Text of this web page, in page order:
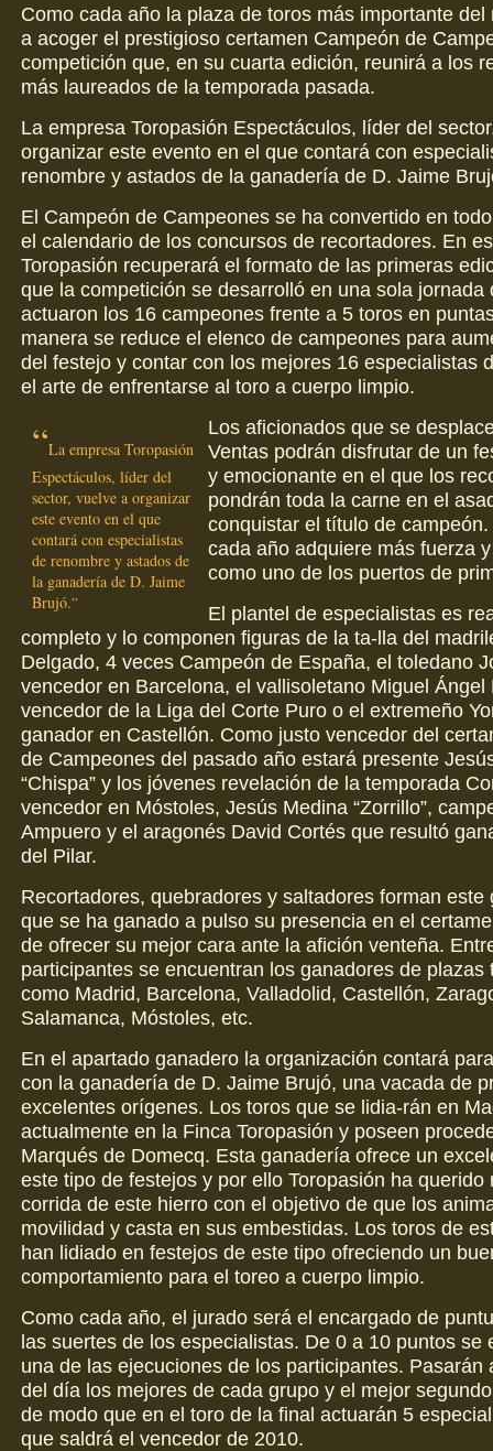
Como cada año la plaza de toros más importante del
a acoger el prestigioso certamen Campeón de
competición que, en su cuarta edición, reunirá a los
más laureados de la temporada pasada.
La empresa Toropasión Espectáculos, líder del
organizar este evento en el que contará con
renombre y astados de la ganadería de D. Jaime
El Campeón de Campeones se ha convertido en
el calendario de los concursos de recortadores. En
Toropasión recuperará el formato de las primeras
que la competición se desarrolló en una sola jornada
actuaron los 16 campeones frente a 5 toros en
manera se reduce el elenco de campeones para
del festejo y contar con los mejores 16 especialistas
el arte de enfrentarse al toro a cuerpo limpio.
La empresa Toropasión
Espectáculos, líder del
sector, vuelve a organizar
este evento en el que
contará con especialistas
de renombre y astados de
la ganadería de D. Jaime
Brujó.
Los aficionados que se
Ventas podrán disfrutar de un
y emocionante en el que los
pondrán toda la carne en el
conquistar el título de
cada año adquiere más fuerza
como uno de los puertos de
El plantel de especialistas es
completo y lo componen figuras de la ta-lla del
Delgado, 4 veces Campeón de España, el toledano
vencedor en Barcelona, el vallisoletano Miguel Ángel
vencedor de la Liga del Corte Puro o el extremeño
ganador en Castellón. Como justo vencedor del
de Campeones del pasado año estará presente
“Chispa” y los jóvenes revelación de la temporada
vencedor en Móstoles, Jesús Medina “Zorrillo”,
Ampuero y el aragonés David Cortés que resultó
del Pilar.
Recortadores, quebradores y saltadores forman este
que se ha ganado a pulso su presencia en el
de ofrecer su mejor cara ante la afición venteña.
participantes se encuentran los ganadores de plazas
como Madrid, Barcelona, Valladolid, Castellón,
Salamanca, Móstoles, etc.
En el apartado ganadero la organización contará
con la ganadería de D. Jaime Brujó, una vacada de
excelentes orígenes. Los toros que se lidia-rán en
actualmente en la Finca Toropasión y poseen
Marqués de Domecq. Esta ganadería ofrece un
este tipo de festejos y por ello Toropasión ha querido
corrida de este hierro con el objetivo de que los
movilidad y casta en sus embestidas. Los toros de
han lidiado en festejos de este tipo ofreciendo un
comportamiento para el toreo a cuerpo limpio.
Como cada año, el jurado será el encargado de
las suertes de los especialistas. De 0 a 10 puntos se
una de las ejecuciones de los participantes. Pasarán
del día los mejores de cada grupo y el mejor
de modo que en el toro de la final actuarán 5
que saldrá el vencedor de 2010.